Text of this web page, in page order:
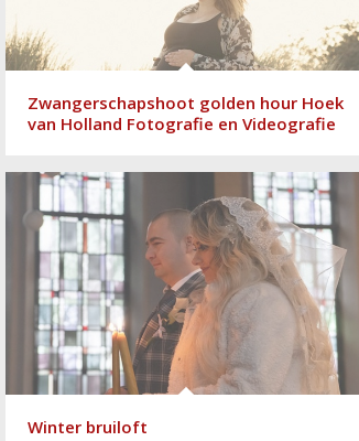
Zwangerschapshoot golden hour Hoek
van Holland Fotografie en Videografie
Winter bruiloft